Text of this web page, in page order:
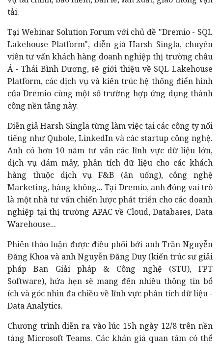
tải.
Tại Webinar Solution Forum với chủ đề "Dremio - SQL
Lakehouse Platform", diễn giả Harsh Singla, chuyên
viên tư vấn khách hàng doanh nghiệp thị trường châu
Á - Thái Bình Dương, sẽ giới thiệu về SQL Lakehouse
Platform, các dịch vụ và kiến trúc hệ thống điển hình
của Dremio cùng một số trường hợp ứng dụng thành
công nền tảng này.
Diễn giả Harsh Singla từng làm việc tại các công ty nổi
tiếng như Qubole, LinkedIn và các startup công nghệ.
Anh có hơn 10 năm tư vấn các lĩnh vực dữ liệu lớn,
dịch vụ đám mây, phân tích dữ liệu cho các khách
hàng thuộc dịch vụ F&B (ăn uống), công nghệ
Marketing, hàng không... Tại Dremio, anh đóng vai trò
là một nhà tư vấn chiến lược phát triển cho các doanh
nghiệp tại thị trường APAC về Cloud, Databases, Data
Warehouse...
Phiên thảo luận được điều phối bởi anh Trần Nguyễn
Đăng Khoa và anh Nguyễn Đăng Duy (kiến trúc sư giải
pháp Ban Giải pháp & Công nghệ (STU), FPT
Software), hứa hẹn sẽ mang đến nhiều thông tin bổ
ích và góc nhìn đa chiều về lĩnh vực phân tích dữ liệu -
Data Analytics.
Chương trình diễn ra vào lúc 15h ngày 12/8 trên nền
tảng Microsoft Teams. Các khán giả quan tâm có thể